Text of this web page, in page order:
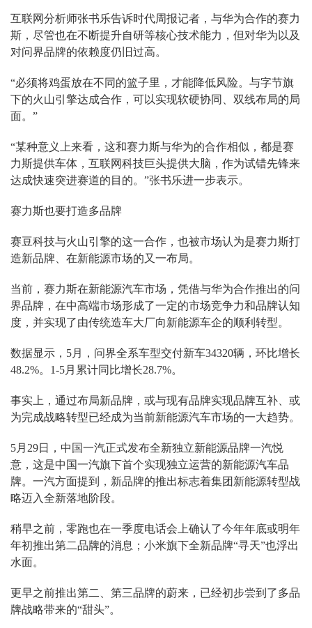
互联网分析师张书乐告诉时代周报记者，与华为合作的赛力
斯，尽管也在不断提升自研等核心技术能力，但对华为以及
对问界品牌的依赖度仍旧过高。
“必须将鸡蛋放在不同的篮子里，才能降低风险。与字节旗
下的火山引擎达成合作，可以实现软硬协同、双线布局的局
面。”
“某种意义上来看，这和赛力斯与华为的合作相似，都是赛
力斯提供车体，互联网科技巨头提供大脑，作为试错先锋来
达成快速突进赛道的目的。”张书乐进一步表示。
赛力斯也要打造多品牌
赛豆科技与火山引擎的这一合作，也被市场认为是赛力斯打
造新品牌、在新能源市场的又一布局。
当前，赛力斯在新能源汽车市场，凭借与华为合作推出的问
界品牌，在中高端市场形成了一定的市场竞争力和品牌认知
度，并实现了由传统造车大厂向新能源车企的顺利转型。
数据显示，5月，问界全系车型交付新车34320辆，环比增长
48.2%。1-5月累计同比增长28.7%。
事实上，通过布局新品牌，或与现有品牌实现品牌互补、或
为完成战略转型已经成为当前新能源汽车市场的一大趋势。
5月29日，中国一汽正式发布全新独立新能源品牌一汽悦
意，这是中国一汽旗下首个实现独立运营的新能源汽车品
牌。一汽方面提到，新品牌的推出标志着集团新能源转型战
略迈入全新落地阶段。
稍早之前，零跑也在一季度电话会上确认了今年年底或明年
年初推出第二品牌的消息；小米旗下全新品牌“寻天”也浮出
水面。
更早之前推出第二、第三品牌的蔚来，已经初步尝到了多品
牌战略带来的“甜头”。